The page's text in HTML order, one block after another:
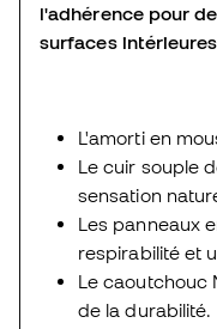
l'adhérence pour
surfaces intérieures.
L'amorti en
Le cuir souple
sensation
Les panneaux
respirabilité et
Le caoutchouc
de la durabilité.